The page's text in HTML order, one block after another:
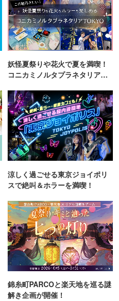
妖怪夏祭りや花火で夏を満喫！
コニカミノルタプラネタリア
涼しく過ごせる東京ジョイポリ
スで絶叫＆ホラーを満喫！
錦糸町PARCOと楽天地を巡る謎
解き企画が開催！